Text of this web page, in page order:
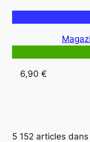
6,90 €
5 152 articles